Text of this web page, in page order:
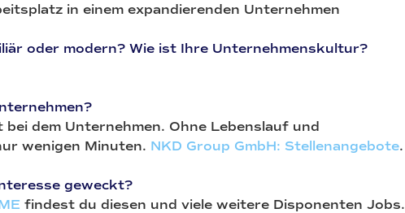
in einem expandierenden Unternehmen
oder modern? Wie ist Ihre Unternehmenskultur?
dem Unternehmen. Ohne Lebenslauf und
wenigen Minuten. NKD Group GmbH: Stellenangebote.
geweckt?
findest du diesen und viele weitere Disponenten Jobs.